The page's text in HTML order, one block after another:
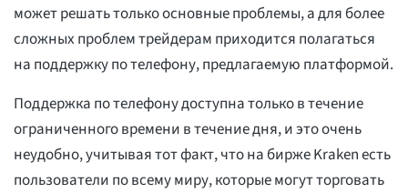
может решать только основные проблемы, а для более
сложных проблем трейдерам приходится полагаться
на поддержку по телефону, предлагаемую платформой.
Поддержка по телефону доступна только в течение
ограниченного времени в течение дня, и это очень
неудобно, учитывая тот факт, что на бирже Kraken есть
пользователи по всему миру, которые могут торговать